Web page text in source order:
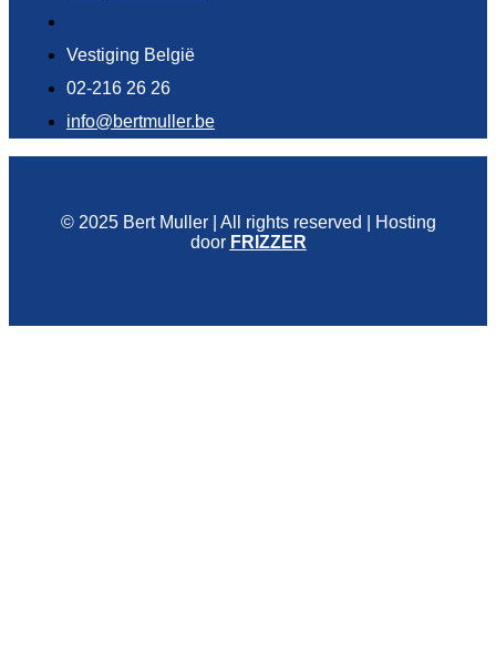
Vestiging België
02-216 26 26
info@bertmuller.be
© 2025 Bert Muller | All rights reserved | Hosting
door FRIZZER